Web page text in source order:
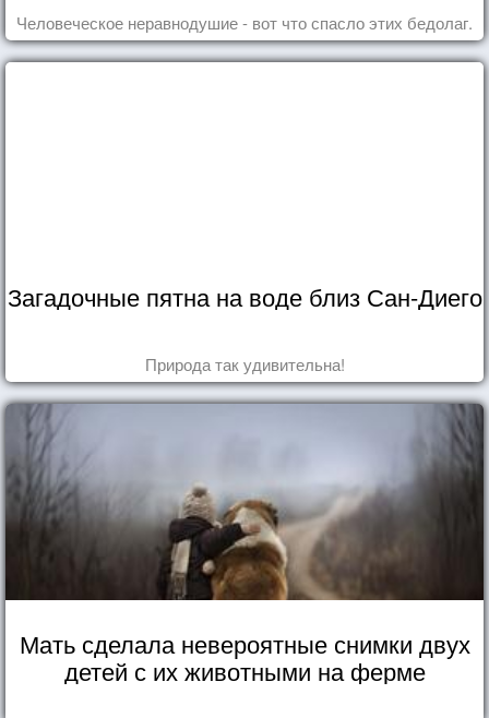
Человеческое неравнодушие - вот что спасло этих бедолаг.
Загадочные пятна на воде близ Сан-Диего
Природа так удивительна!
Мать сделала невероятные снимки двух
детей с их животными на ферме